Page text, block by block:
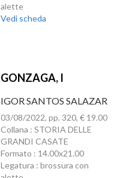
alette
Vedi scheda
GONZAGA, I
IGOR SANTOS SALAZAR
03/08/2022, pp. 320, € 19.00
Collana : STORIA DELLE
GRANDI CASATE
Formato : 14.00x21.00
Legatura : brossura con